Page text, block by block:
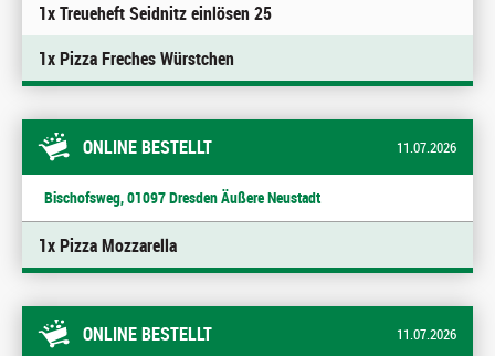
1x Treueheft Seidnitz einlösen 25
1x Pizza Freches Würstchen
ONLINE BESTELLT 11.07.2026
Bischofsweg, 01097 Dresden Äußere Neustadt
1x Pizza Mozzarella
ONLINE BESTELLT 11.07.2026